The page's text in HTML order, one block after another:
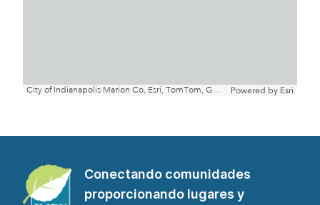
Conectando comunidades
proporcionando lugares y